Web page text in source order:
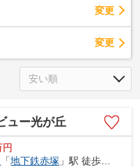
変更
変更
ュー光が丘
円
「地下鉄赤塚 」駅 徒歩7分